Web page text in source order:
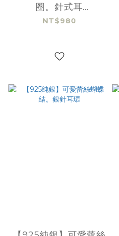
圈。針式耳
環-12mm(金)
NT$980